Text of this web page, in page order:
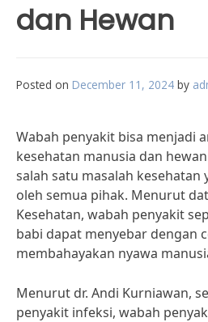
dan Hewan
Posted on December 11, 2024 by
Wabah penyakit bisa menjadi
kesehatan manusia dan
salah satu masalah kesehatan
oleh semua pihak. Menurut
Kesehatan, wabah penyakit
babi dapat menyebar dengan
membahayakan nyawa
Menurut dr. Andi Kurniawan,
penyakit infeksi, wabah